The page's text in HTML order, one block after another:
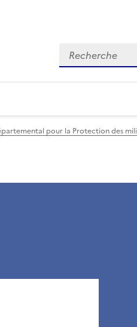
Recherche
pour la Protection des